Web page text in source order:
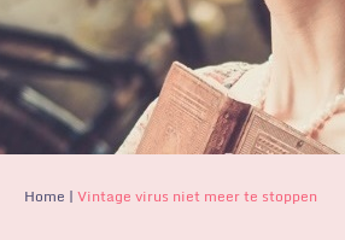
Home | Vintage virus niet meer te stoppen